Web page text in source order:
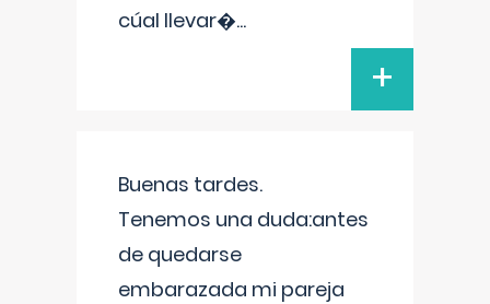
cúal llevar�...
+
Buenas tardes.
Tenemos una duda:antes
de quedarse
embarazada mi pareja